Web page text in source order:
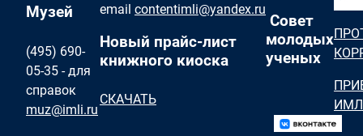
Музей
(495) 690-
05-35 - для
справок
muz@imli.ru
email contentimli@yandex.ru
Новый прайс-лист
книжного киоска
СКАЧАТЬ
Совет
молодых
ученых